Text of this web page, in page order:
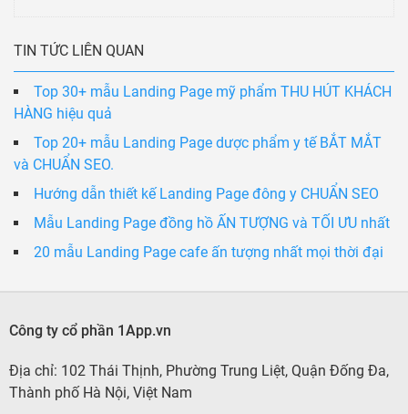
TIN TỨC LIÊN QUAN
Top 30+ mẫu Landing Page mỹ phẩm THU HÚT KHÁCH
HÀNG hiệu quả
Top 20+ mẫu Landing Page dược phẩm y tế BẮT MẮT
và CHUẨN SEO.
Hướng dẫn thiết kế Landing Page đông y CHUẨN SEO
Mẫu Landing Page đồng hồ ẤN TƯỢNG và TỐI ƯU nhất
20 mẫu Landing Page cafe ấn tượng nhất mọi thời đại
Công ty cổ phần 1App.vn
Địa chỉ: 102 Thái Thịnh, Phường Trung Liệt, Quận Đống Đa,
Thành phố Hà Nội, Việt Nam